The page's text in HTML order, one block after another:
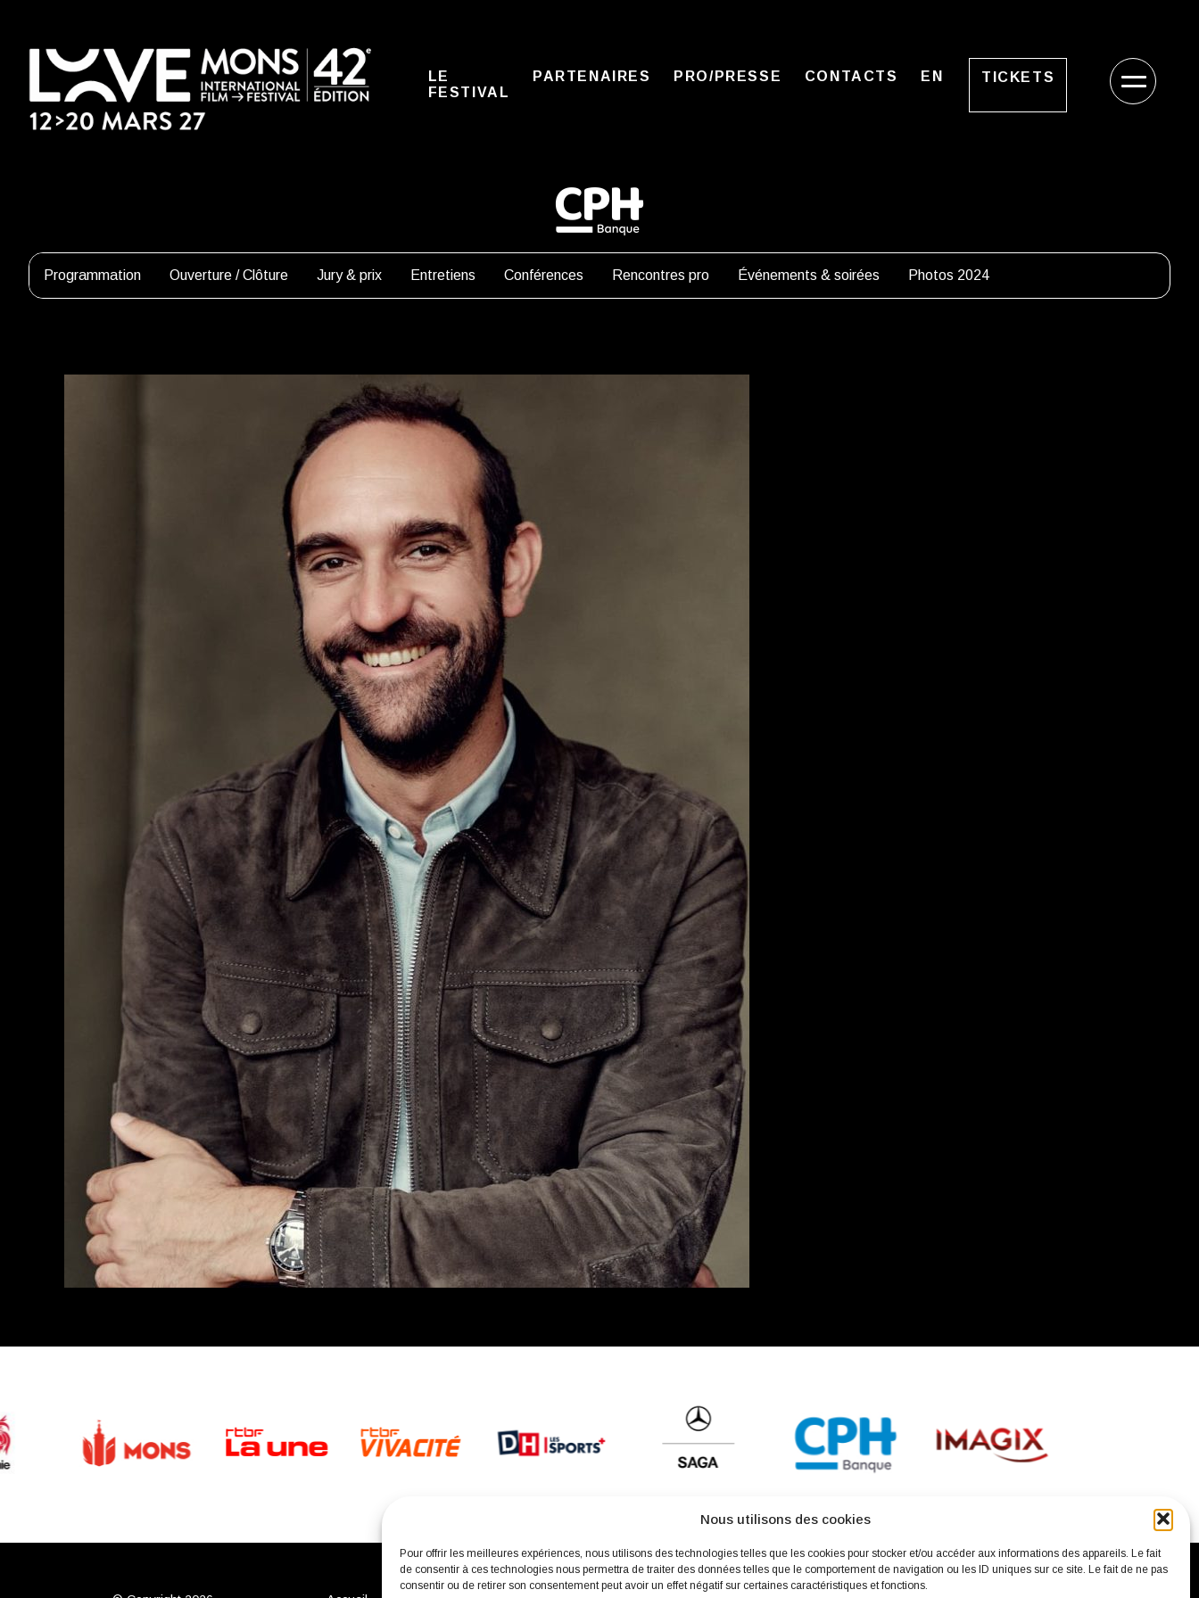
Nous utilisons des cookies
Pour offrir les meilleures expériences, nous utilisons des technologies telles que les cookies pour stocker et/ou accéder aux informations des appareils. Le fait
de consentir à ces technologies nous permettra de traiter des données telles que le comportement de navigation ou les ID uniques sur ce site. Le fait de ne pas
consentir ou de retirer son consentement peut avoir un effet négatif sur certaines caractéristiques et fonctions.
LE
FESTIVAL
PARTENAIRES PRO/PRESSE CONTACTS EN TICKETS
Programmation Ouverture / Clôture Jury & prix Entretiens Conférences Rencontres pro Événements & soirées Photos 2024